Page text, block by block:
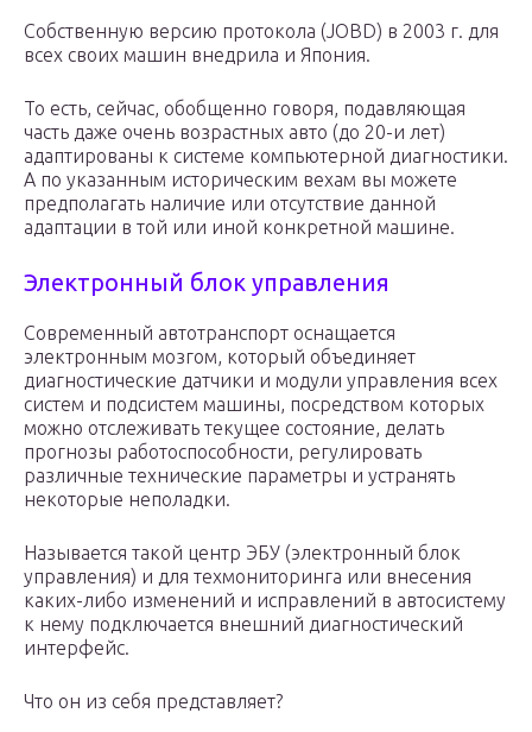
Собственную версию протокола (JOBD) в 2003 г. для
всех своих машин внедрила и Япония.
То есть, сейчас, обобщенно говоря, подавляющая
часть даже очень возрастных авто (до 20-и лет)
адаптированы к системе компьютерной диагностики.
А по указанным историческим вехам вы можете
предполагать наличие или отсутствие данной
адаптации в той или иной конкретной машине.
Электронный блок управления
Современный автотранспорт оснащается
электронным мозгом, который объединяет
диагностические датчики и модули управления всех
систем и подсистем машины, посредством которых
можно отслеживать текущее состояние, делать
прогнозы работоспособности, регулировать
различные технические параметры и устранять
некоторые неполадки.
Называется такой центр ЭБУ (электронный блок
управления) и для техмониторинга или внесения
каких-либо изменений и исправлений в автосистему
к нему подключается внешний диагностический
интерфейс.
Что он из себя представляет?